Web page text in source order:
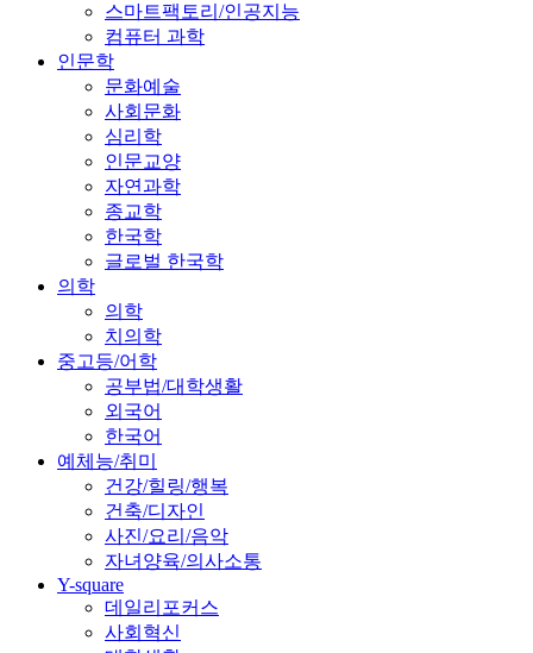
스마트팩토리/인공지능
컴퓨터 과학
인문학
문화예술
사회문화
심리학
인문교양
자연과학
종교학
한국학
글로벌 한국학
의학
의학
치의학
중고등/어학
공부법/대학생활
외국어
한국어
예체능/취미
건강/힐링/행복
건축/디자인
사진/요리/음악
자녀양육/의사소통
Y-square
데일리포커스
사회혁신